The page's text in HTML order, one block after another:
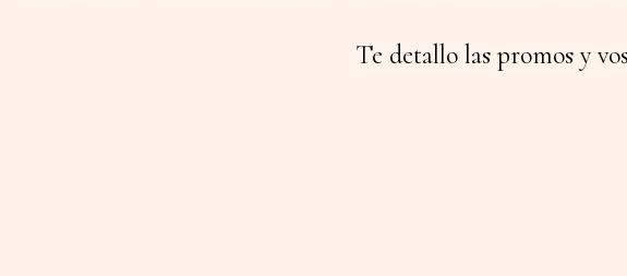
Te detallo las promos y